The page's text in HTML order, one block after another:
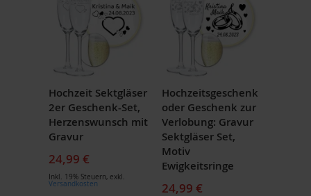
Hochzeit Sektgläser
2er Geschenk-Set,
Herzenswunsch mit
Gravur
24,99 €
Inkl. 19% Steuern, exkl.
Versandkosten
Hochzeitsgeschenk
oder Geschenk zur
Verlobung: Gravur
Sektgläser Set,
Motiv
Ewigkeitsringe
24,99 €